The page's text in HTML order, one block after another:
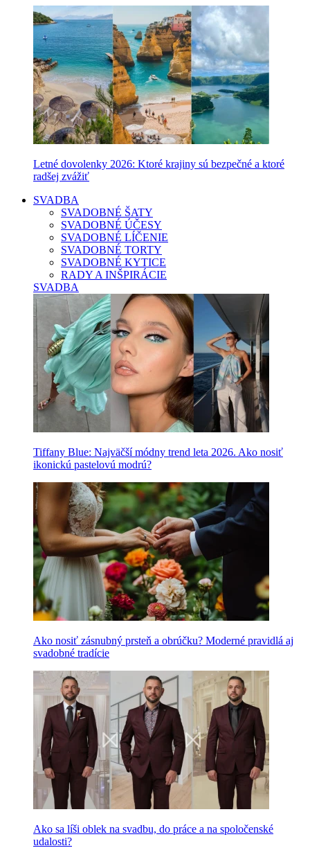
Letné dovolenky 2026: Ktoré krajiny sú bezpečné a ktoré
radšej zvážiť
SVADBA
SVADOBNÉ ŠATY
SVADOBNÉ ÚČESY
SVADOBNÉ LÍČENIE
SVADOBNÉ TORTY
SVADOBNÉ KYTICE
RADY A INŠPIRÁCIE
SVADBA
Tiffany Blue: Najväčší módny trend leta 2026. Ako nosiť
ikonickú pastelovú modrú?
Ako nosiť zásnubný prsteň a obrúčku? Moderné pravidlá aj
svadobné tradície
Ako sa líši oblek na svadbu, do práce a na spoločenské
udalosti?